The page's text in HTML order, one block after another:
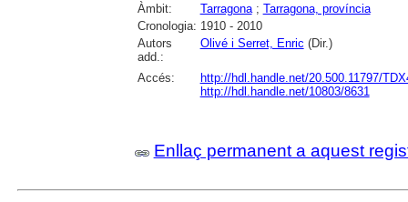
Àmbit:
Tarragona; Tarragona, província
Cronologia: 1910 - 2010
Autors
add.:
Olivé i Serret, Enric (Dir.)
Accés:
http://hdl.handle.net/20.500.11797/
http://hdl.handle.net/10803/8631
Enllaç permanent a aquest